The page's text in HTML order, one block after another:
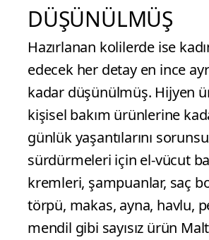
DÜŞÜNÜLMÜŞ
Hazırlanan kolilerde ise
edecek her detay en ince
kadar düşünülmüş. Hijyen
kişisel bakım ürünlerine
günlük yaşantılarını
sürdürmeleri için el-vücut
kremleri, şampuanlar, saç
törpü, makas, ayna, havlu,
mendil gibi sayısız ürün